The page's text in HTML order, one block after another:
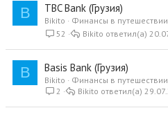
B TBC Bank (Грузия)
Bikito Финансы в путешествии
52 Bikito
B Basis Bank (Грузия)
Bikito
Финансы в путешествии
2
Bikito